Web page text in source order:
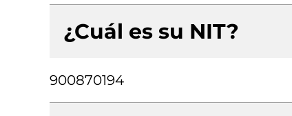
¿Cuál es su NIT?
900870194